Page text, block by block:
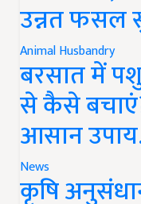
उन्नत फसल
Animal Husbandry
बरसात में
से कैसे
आसान
News
कृषि